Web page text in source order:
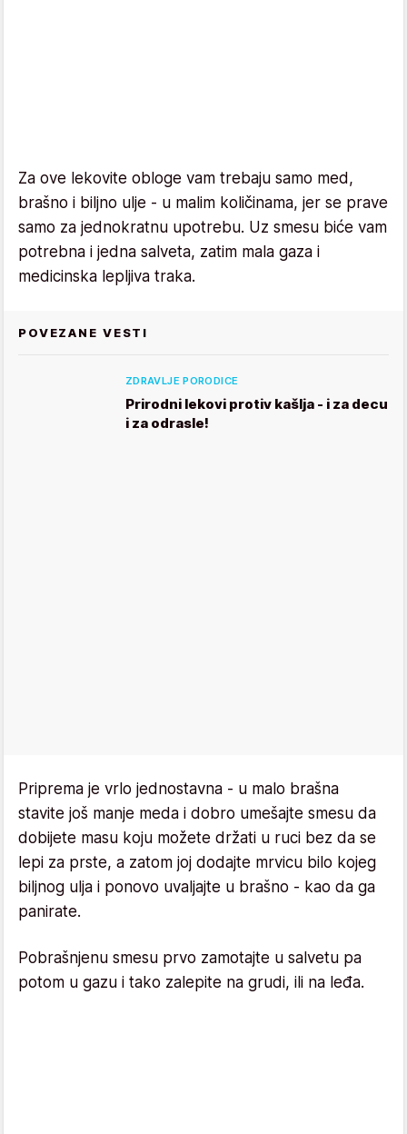
Za ove lekovite obloge vam trebaju samo med,
brašno i biljno ulje - u malim količinama, jer se prave
samo za jednokratnu upotrebu. Uz smesu biće vam
potrebna i jedna salveta, zatim mala gaza i
medicinska lepljiva traka.
POVEZANE VESTI
ZDRAVLJE PORODICE
Prirodni lekovi protiv kašlja - i za decu
i za odrasle!
Priprema je vrlo jednostavna - u malo brašna
stavite još manje meda i dobro umešajte smesu da
dobijete masu koju možete držati u ruci bez da se
lepi za prste, a zatom joj dodajte mrvicu bilo kojeg
biljnog ulja i ponovo uvaljajte u brašno - kao da ga
panirate.
Pobrašnjenu smesu prvo zamotajte u salvetu pa
potom u gazu i tako zalepite na grudi, ili na leđa.